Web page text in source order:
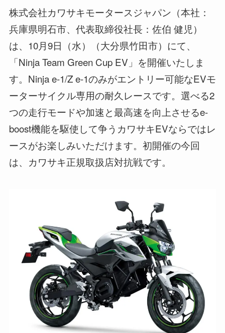
株式会社カワサキモータースジャパン（本社：
兵庫県明石市、代表取締役社長：佐伯 健児）
は、10月9日（水）（大分県竹田市）にて、
「Ninja Team Green Cup EV」を開催いたしま
す。Ninja e-1/Z e-1のみがエントリー可能なEVモ
ーターサイクル専用の耐久レースです。選べる2
つの走行モードや加速と最高速を向上させるe-
boost機能を駆使して争うカワサキEVならではレ
ースがお楽しみいただけます。初開催の今回
は、カワサキ正規取扱店対抗戦です。